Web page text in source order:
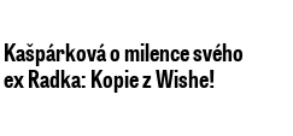
Kašpárková o milence svého
ex Radka: Kopie z Wishe!